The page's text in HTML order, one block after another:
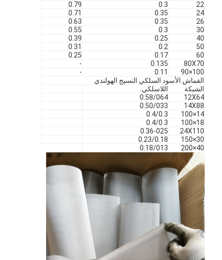
22
0.3
0.79
24
0.35
0.71
26
0.35
0.63
30
0.3
0.55
40
0.25
0.39
50
0.2
0.31
60
0.17
0.25
80X70
0.135
-
100×90
0.11
-
القماش الأسود السلكي النسيج الهولندي
الشبكة
اللاسلكي.
12X64
0.58/064
14X88
0.50/033
14×100
0.4/0.3
18×100
0.4/0.3
24X110
0.36-025
30×150
0.23/0.18
40×200
0.18/013